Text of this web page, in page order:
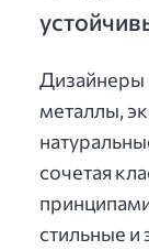
Дизайнеры
металлы,
сочетая
стильные